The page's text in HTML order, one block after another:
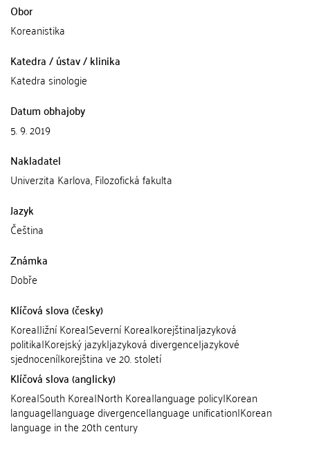
Obor
Koreanistika
Katedra / ústav / klinika
Katedra sinologie
Datum obhajoby
5. 9. 2019
Nakladatel
Univerzita Karlova, Filozofická fakulta
Jazyk
Čeština
Známka
Dobře
Klíčová slova (česky)
Korea|Jižní Korea|Severní Korea|korejština|jazyková
politika|Korejský jazyk|jazyková divergence|jazykové
sjednocení|korejština ve 20. století
Klíčová slova (anglicky)
Korea|South Korea|North Korea|language policy|Korean
language|language divergence|language unification|Korean
language in the 20th century